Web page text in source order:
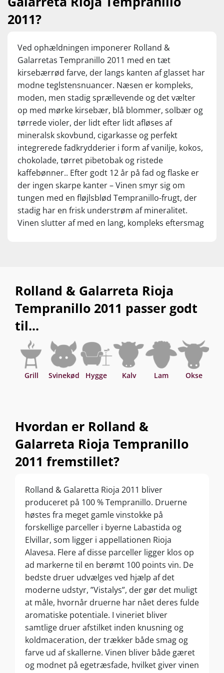
givet vinen herlige nuancer af cigarkasse, skovbund og
tørrede frugter. Helt perfekt drikkemoden nu.
Nyd den flotte Rioja til saftigt oksekød, grillmad, gris,
gryderetter, tapas og modne oste. Servér ved 16-18 grader.
2011?
Ved ophældningen imponerer Rolland &
Galarretas Tempranillo 2011 med en tæt
kirsebærrød farve, der langs kanten af glasset har
modne teglstensnuancer. Næsen er kompleks,
moden, men stadig sprællevende og det vælter
op med mørke kirsebær, blå blommer, solbær og
tørrede violer, der lidt efter lidt afløses af
mineralsk skovbund, cigarkasse og perfekt
integrerede fadkrydderier i form af vanilje, kokos,
chokolade, tørret pibetobak og ristede
kaffebønner.. Efter godt 12 år på fad og flaske er
der ingen skarpe kanter – Vinen smyr sig om
tungen med en fløjlsblød Tempranillo-frugt, der
stadig har en frisk understrøm af mineralitet.
Vinen slutter af med en lang, kompleks eftersmag
Rolland & Galarreta Rioja
Tempranillo 2011 passer godt
til...
Grill Svinekød Hygge Kalv Lam Okse
Hvordan er Rolland &
Galarreta Rioja Tempranillo
2011 fremstillet?
Rolland & Galaretta Rioja 2011 bliver
produceret på 100 % Tempranillo. Druerne
høstes fra meget gamle vinstokke på
forskellige parceller i byerne Labastida og
Elvillar, som ligger i appellationen Rioja
Alavesa. Flere af disse parceller ligger klos op
ad markerne til en berømt 100 points vin. De
bedste druer udvælges ved hjælp af det
moderne udstyr, ”Vistalys”, der gør det muligt
at måle, hvornår druerne har nået deres fulde
aromatiske potentiale. I vineriet bliver
samtlige druer afstilket inden knusning og
koldmaceration, der trækker både smag og
farve ud af skallerne. Vinen bliver både gæret
og modnet på egetræsfade, hvilket giver vinen